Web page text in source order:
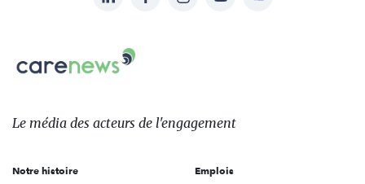
sur:
Carenews,
Le
des
l'engagement
Le média des acteurs de l'engagement
Notre histoire
Emplois